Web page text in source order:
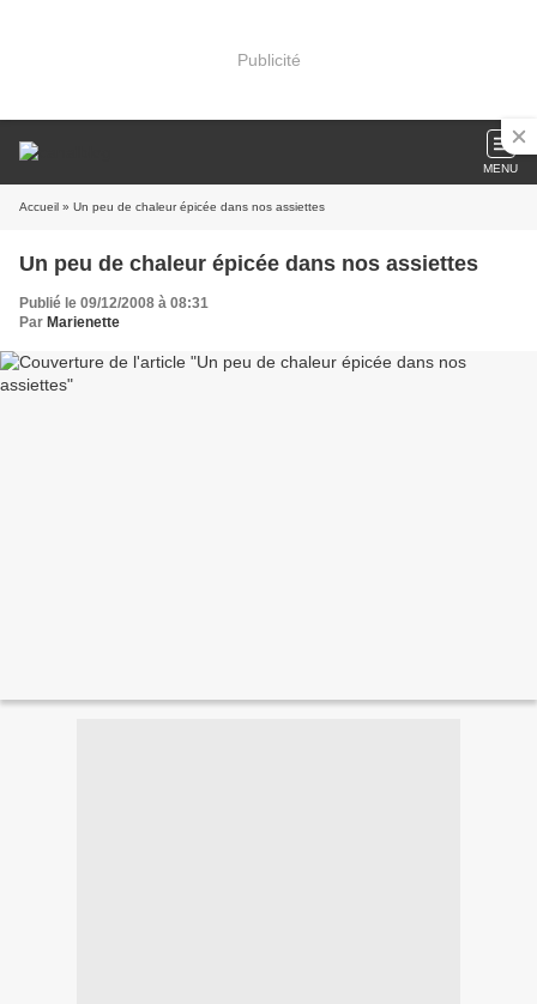
Publicité
MENU
Accueil » Un peu de chaleur épicée dans nos assiettes
Un peu de chaleur épicée dans nos assiettes
Publié le 09/12/2008 à 08:31
Par Marienette